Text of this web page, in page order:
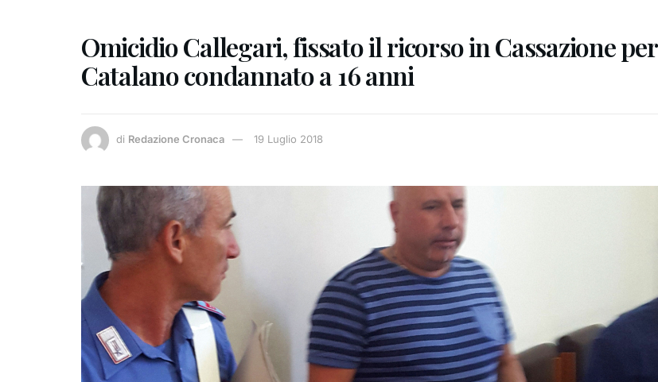
Omicidio Callegari, fissato il ricorso in Cassazione per
Catalano condannato a 16 anni
di Redazione Cronaca 19 Luglio 2018